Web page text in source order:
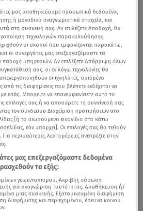
μας αποθηκεύουμε προσωπικά δεδομένα,
ή μοναδικά αναγνωριστικά στοιχεία, και
στη συσκευή σας. Αν επιλέξετε Αποδοχή, θα
τεχνολογιών παρακολούθησης
οι σκοποί που εμφανίζονται παρακάτω,
οι συνεργάτες μας επεξεργαζόμαστε τα
υπηρεσιών. Αν επιλέξετε Απόρριψη όλων
σας, οι εν λόγω τεχνολογίες θα
οι ιχνηλάτες, ορισμένο
από τις διαφημίσεις που βλέπετε ενδέχεται να
με εσάς. Μπορείτε να επανεμφανίσετε αυτό το
επιλογές σας ή να αποσύρετε τη συναίνεσή σας
τον σύνδεσμο Διαχείριση προτιμήσεων στο
[ή το αιωρούμενο εικονίδιο στο κάτω
εάν υπάρχει]. Οι επιλογές σας θα τεθούν
περισσότερες λεπτομέρειες ανατρέξτε στην
μας επεξεργαζόμαστε δεδομένα
τα εξής:
γεωεντοπισμού. Ακριβής σάρωση
για αναγνώριση ταυτότητας. Αποθήκευση ή/
μιας συσκευής. Εξατομικευμένη διαφήμιση
διαφήμισης και περιεχομένου, έρευνα κοινού